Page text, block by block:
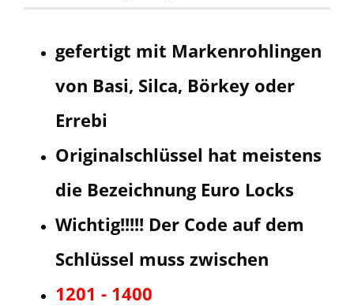
gefertigt mit Markenrohlingen
von Basi, Silca, Börkey oder
Errebi
Originalschlüssel hat meistens
die Bezeichnung Euro Locks
Wichtig!!!!! Der Code auf dem
Schlüssel muss zwischen
1201 - 1400